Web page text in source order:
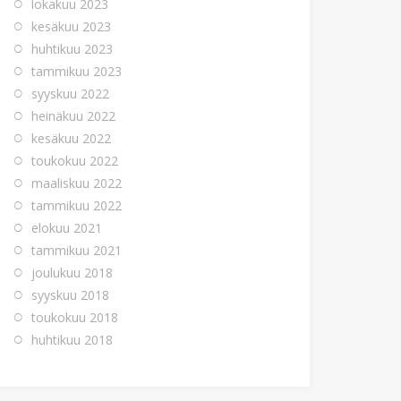
lokakuu 2023
kesäkuu 2023
huhtikuu 2023
tammikuu 2023
syyskuu 2022
heinäkuu 2022
kesäkuu 2022
toukokuu 2022
maaliskuu 2022
tammikuu 2022
elokuu 2021
tammikuu 2021
joulukuu 2018
syyskuu 2018
toukokuu 2018
huhtikuu 2018